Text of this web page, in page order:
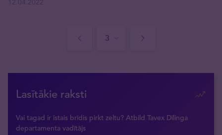
Lasītākie raksti
Vai tagad ir īstais brīdis pirkt zeltu? Atbild Tavex Dīlinga
departamenta vadītājs